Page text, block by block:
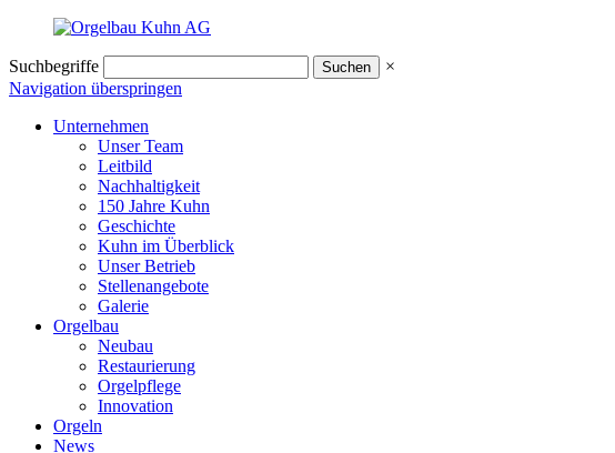
Suchbegriffe
×
Navigation überspringen
Unternehmen
Unser Team
Leitbild
Nachhaltigkeit
150 Jahre Kuhn
Geschichte
Kuhn im Überblick
Unser Betrieb
Stellenangebote
Galerie
Orgelbau
Neubau
Restaurierung
Orgelpflege
Innovation
Orgeln
News